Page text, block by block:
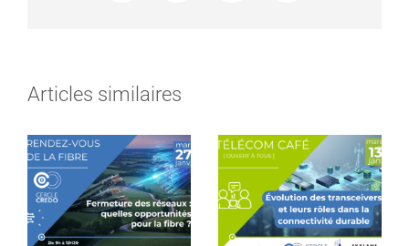
Articles similaires